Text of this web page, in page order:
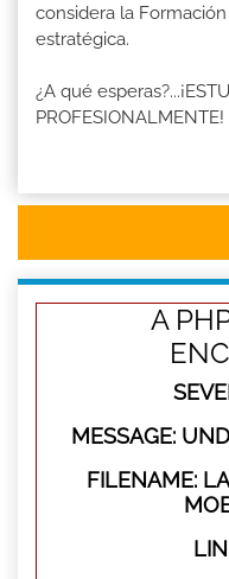
considera la
estratégica.
¿A qué
PROFESIONALMENTE!
A
MESSAGE:
FILENAME: